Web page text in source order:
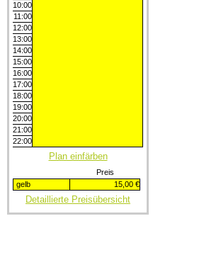
10:00
11:00
12:00
13:00
14:00
15:00
16:00
17:00
18:00
19:00
20:00
21:00
22:00
Plan einfärben
Preis
gelb
15,00 €
Detaillierte Preisübersicht